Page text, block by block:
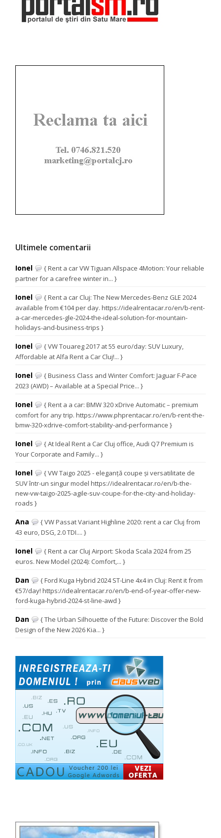
Ultimele comentarii
Ionel
{ Rent a car VW Tiguan Allspace 4Motion: Your reliable
partner for a carefree winter in... }
Ionel
{ Rent a car Cluj: The New Mercedes-Benz GLE 2024
available from €104 per day. https://idealrentacar.ro/en/b-rent-
a-car-mercedes-gle-2024-the-ideal-solution-for-mountain-
holidays-and-business-trips }
Ionel
{ VW Touareg 2017 at 55 euro/day: SUV Luxury,
Affordable at Alfa Rent a Car Cluj!... }
Ionel
{ Business Class and Winter Comfort: Jaguar F-Pace
2023 (AWD) – Available at a Special Price... }
Ionel
{ Rent a a car: BMW 320 xDrive Automatic – premium
comfort for any trip. https://www.phprentacar.ro/en/b-rent-the-
bmw-320-xdrive-comfort-stability-and-performance }
Ionel
{ At Ideal Rent a Car Cluj office, Audi Q7 Premium is
Your Corporate and Family... }
Ionel
{ VW Taigo 2025 - eleganță coupe și versatilitate de
SUV într-un singur model https://idealrentacar.ro/en/b-the-
new-vw-taigo-2025-agile-suv-coupe-for-the-city-and-holiday-
roads }
Ana
{ VW Passat Variant Highline 2020: rent a car Cluj from
43 euro, DSG, 2.0 TDI.... }
Ionel
{ Rent a car Cluj Airport: Skoda Scala 2024 from 25
euros. New Model (2024): Comfort,... }
Dan
{ Ford Kuga Hybrid 2024 ST-Line 4x4 in Cluj: Rent it from
€57/day! https://idealrentacar.ro/en/b-end-of-year-offer-new-
ford-kuga-hybrid-2024-st-line-awd }
Dan
{ The Urban Silhouette of the Future: Discover the Bold
Design of the New 2026 Kia... }